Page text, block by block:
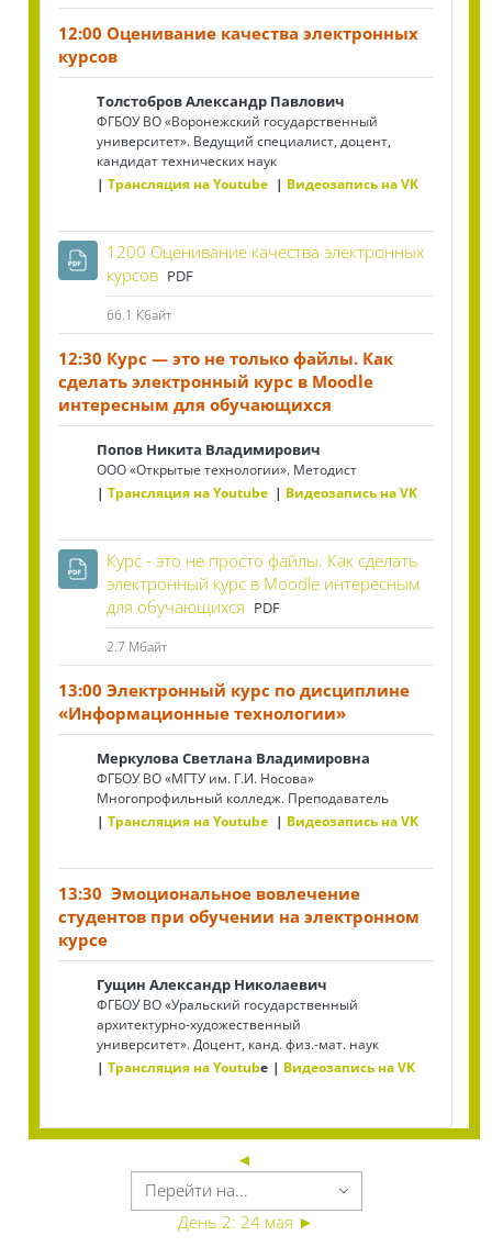
12:00 Оценивание качества электронных
курсов
Толстобров Александр Павлович
ФГБОУ ВО «Воронежский государственный
университет». Ведущий специалист, доцент,
кандидат технических наук
Трансляция на Youtube
Видеозапись на VK
1200 Оценивание качества электронных
курсов Файл
PDF
66.1 Кбайт
12:30 Курс — это не только файлы. Как
сделать электронный курс в Moodle
интересным для обучающихся
Попов Никита Владимирович
ООО «Открытые технологии». Методист
Трансляция на Youtube
Видеозапись на VK
Курс - это не просто файлы. Как сделать
электронный курс в Moodle интересным
для обучающихся PDF
2.7 Мбайт
13:00 Электронный курс по дисциплине
«Информационные технологии»
Меркулова Светлана Владимировна
ФГБОУ ВО «МГТУ им. Г.И. Носова»
Многопрофильный колледж. Преподаватель
Трансляция на Youtube
Видеозапись на VK
13:30 Эмоциональное вовлечение
студентов при обучении на электронном
курсе
Гущин Александр Николаевич
ФГБОУ ВО «Уральский государственный
архитектурно-художественный
университет». Доцент, канд. физ.-мат. наук
Трансляция на Youtube Видеозапись на VK
◄
День 2: 24 мая ►